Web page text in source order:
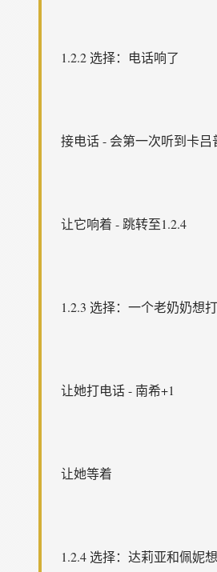
1.2.2 选择：电话响了
接电话 - 会第一次听到卡
让它响着 - 跳转至1.2.4
1.2.3 选择：一个老奶奶想
让她打电话 - 南希+1
让她等着
1.2.4 选择：达莉亚和佩妮